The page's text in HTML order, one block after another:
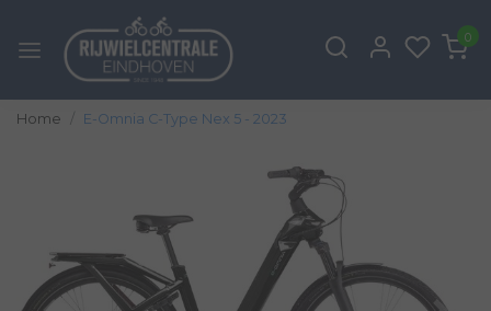
0
Home E-Omnia C-Type Nex 5 - 2023